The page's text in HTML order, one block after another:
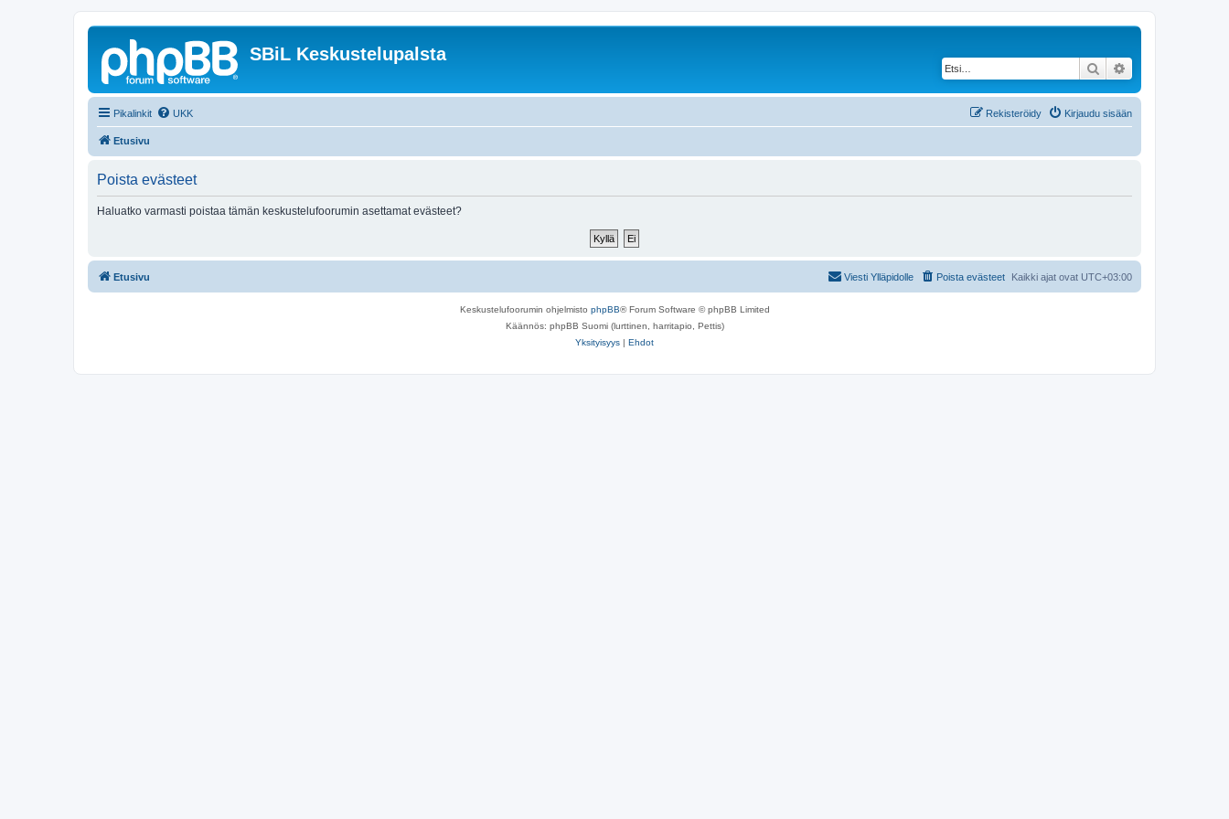
SBiL Keskustelupalsta
Etsi
Pikalinkit UKK Kirjaudu sisään
Rekisteröidy
Etusivu
Poista evästeet
Haluatko varmasti poistaa tämän keskustelufoorumin asettamat evästeet?
Etusivu Kaikki ajat ovat UTC+03:00
Poista evästeet
Viesti Ylläpidolle
Keskustelufoorumin ohjelmisto phpBB® Forum Software © phpBB Limited
Käännös: phpBB Suomi (lurttinen, harritapio, Pettis)
Yksityisyys | Ehdot